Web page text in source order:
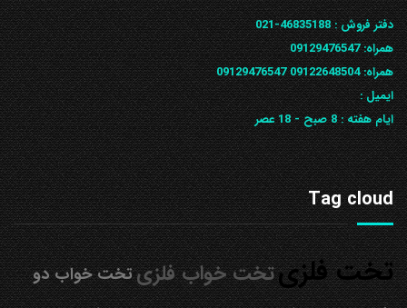
دفتر فروش :46835188-021
همراه:09129476547
همراه: 09122648504
09129476547
ایمیل :
ایام هفته :8 صبح - 18 عصر
Tag cloud
تخت فلزیتخت خواب فلزیتخت خواب دو